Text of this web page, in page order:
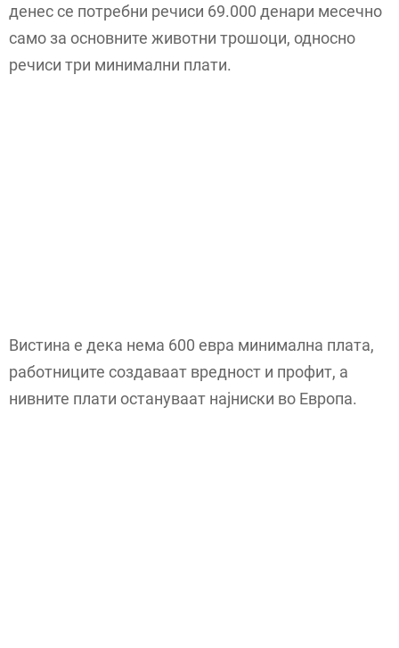
денес се потребни речиси 69.000 денари месечно
само за основните животни трошоци, односно
речиси три минимални плати.
Вистина е дека нема 600 евра минимална плата,
работниците создаваат вредност и профит, а
нивните плати остануваат најниски во Европа.